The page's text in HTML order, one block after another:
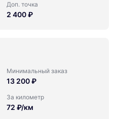
Доп. точка
2 400 ₽
Минимальный заказ
13 200 ₽
За километр
72 ₽/км